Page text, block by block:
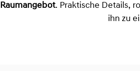
Raumangebot. Praktische Details,
ihn zu